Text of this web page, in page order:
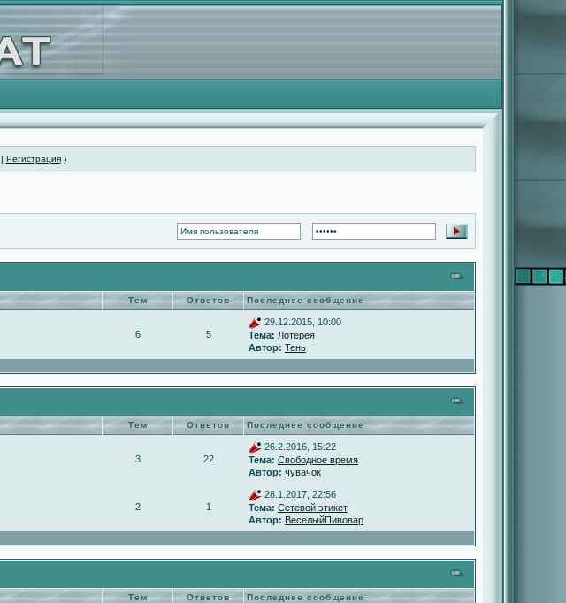
| Регистрация)
Тем Ответов Последнее сообщение
6 5
29.12.2015, 10:00
Тема: Лотерея
Автор: Тень
Тем Ответов Последнее сообщение
3 22
26.2.2016, 15:22
Тема: Свободное время
Автор: чувачок
2 1
28.1.2017, 22:56
Тема: Сетевой этикет
Автор: ВеселыйПивовар
Тем Ответов Последнее сообщение